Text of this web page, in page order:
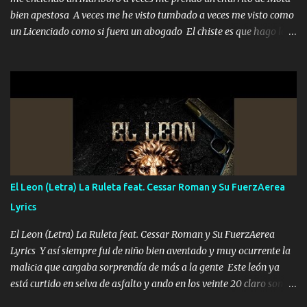
bien apestosa A veces me he visto tumbado a veces me visto como
un Licenciado como si fuera un abogado El chiste es que hago lo
corriente no quieren verte subir de level trucha mis plebes Música
A veces me pongo un sombrero a veces me ven la cachucha de lado
con la mirada siempre en alto A veces me fajó una super o a veces
me fajó una Glock siempre armado todas las generaciones yo
traigo El chiste es que hago lo que quiero pues así soy me mandó
yo tengo el control a todos yo les paro el dedo soy hocicon un
malcriado un malandrón Que Les importa no saben nada falsas
las risas las que me miran hay gente corriente no quieren ve...
El Leon (Letra) La Ruleta feat. Cessar Roman y Su FuerzAerea
Lyrics
El Leon (Letra) La Ruleta feat. Cessar Roman y Su FuerzAerea
Lyrics Y así siempre fui de niño bien aventado y muy ocurrente la
malicia que cargaba sorprendía de más a la gente Este león ya
está curtido en selva de asfalto y ando en los veinte 20 claro son